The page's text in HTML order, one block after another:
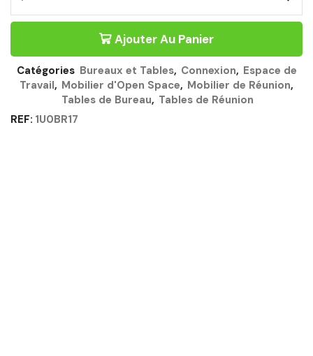
BENCH
140CM
-
CONNEXION
GAUTIER
OFFICE
Ajouter Au Panier
Catégories Bureaux et Tables, Connexion, Espace de
Travail, Mobilier d'Open Space, Mobilier de Réunion,
Tables de Bureau, Tables de Réunion
REF: 1U0BR17